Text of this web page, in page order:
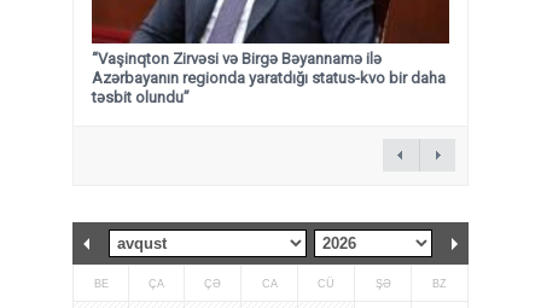
“Vaşinqton Zirvəsi və Birgə Bəyannamə ilə
Azərbayanın regionda yaratdığı status-kvo bir daha
təsbit olundu”
BE ÇA ÇƏ CA CÜ ŞƏ BZ